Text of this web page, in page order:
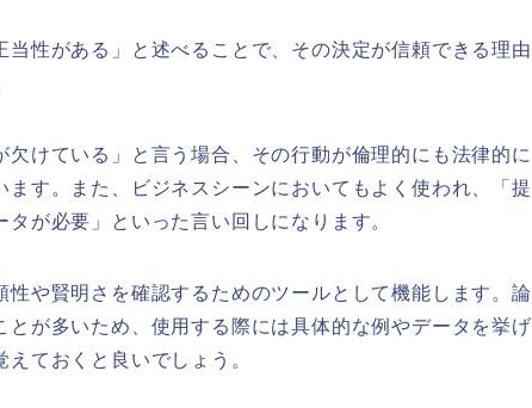
性がある」と述べることで、その決定が信頼できる理由
けている」と言う場合、その行動が倫理的にも法律的に
ます。また、ビジネスシーンにおいてもよく使われ、「提
が必要」といった言い回しになります。
性や賢明さを確認するためのツールとして機能します。論
とが多いため、使用する際には具体的な例やデータを挙げ
ておくと良いでしょう。